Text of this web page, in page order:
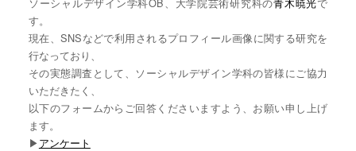
す。
現在、SNSなどで利用されるプロフィール画像に関する研究を
行なっており、
その実態調査として、ソーシャルデザイン学科の皆様にご協力
いただきたく、
以下のフォームからご回答くださいますよう、お願い申し上げ
ます。
▶︎アンケート